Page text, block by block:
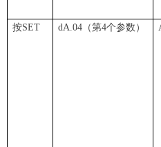
按SET
dA.04（第4个参数）